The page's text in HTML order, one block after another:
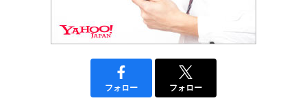
フォロー フォロー